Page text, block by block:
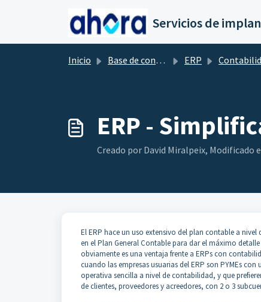
Saltar al contenido principal
Inicio Base de conocimientos ERP
ERP -
Creado por David Miralpeix, Modificado
El ERP hace un uso extensivo del plan contable a
en el Plan General Contable para dar el máximo
obviamente es una ventaja frente a ERPs con
cuando las empresas usuarias del ERP son PYMEs
operativa sencilla a nivel de contabilidad, y que
de clientes, proveedores y acreedores, con 2 o 3